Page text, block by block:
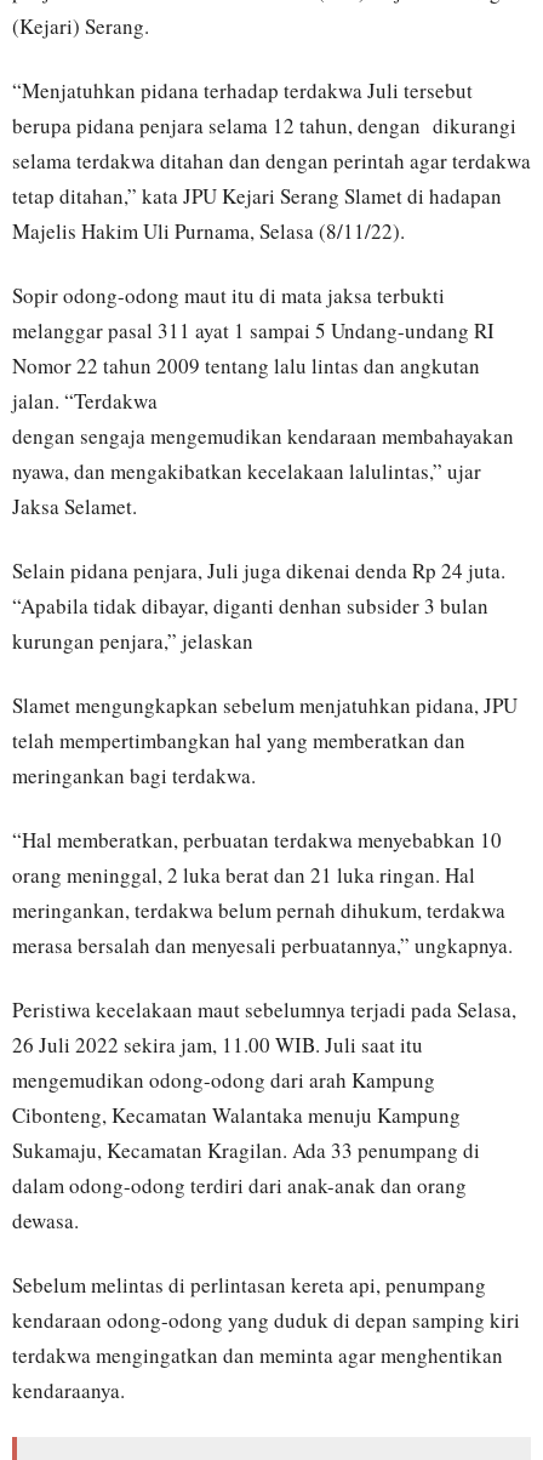
(Kejari) Serang.
“Menjatuhkan pidana terhadap terdakwa Juli tersebut
berupa pidana penjara selama 12 tahun, dengan dikurangi
selama terdakwa ditahan dan dengan perintah agar terdakwa
tetap ditahan,” kata JPU Kejari Serang Slamet di hadapan
Majelis Hakim Uli Purnama, Selasa (8/11/22).
Sopir odong-odong maut itu di mata jaksa terbukti
melanggar pasal 311 ayat 1 sampai 5 Undang-undang RI
Nomor 22 tahun 2009 tentang lalu lintas dan angkutan
jalan. “Terdakwa
dengan sengaja mengemudikan kendaraan membahayakan
nyawa, dan mengakibatkan kecelakaan lalulintas,” ujar
Jaksa Selamet.
Selain pidana penjara, Juli juga dikenai denda Rp 24 juta.
“Apabila tidak dibayar, diganti denhan subsider 3 bulan
kurungan penjara,” jelaskan
Slamet mengungkapkan sebelum menjatuhkan pidana, JPU
telah mempertimbangkan hal yang memberatkan dan
meringankan bagi terdakwa.
“Hal memberatkan, perbuatan terdakwa menyebabkan 10
orang meninggal, 2 luka berat dan 21 luka ringan. Hal
meringankan, terdakwa belum pernah dihukum, terdakwa
merasa bersalah dan menyesali perbuatannya,” ungkapnya.
Peristiwa kecelakaan maut sebelumnya terjadi pada Selasa,
26 Juli 2022 sekira jam, 11.00 WIB. Juli saat itu
mengemudikan odong-odong dari arah Kampung
Cibonteng, Kecamatan Walantaka menuju Kampung
Sukamaju, Kecamatan Kragilan. Ada 33 penumpang di
dalam odong-odong terdiri dari anak-anak dan orang
dewasa.
Sebelum melintas di perlintasan kereta api, penumpang
kendaraan odong-odong yang duduk di depan samping kiri
terdakwa mengingatkan dan meminta agar menghentikan
kendaraanya.